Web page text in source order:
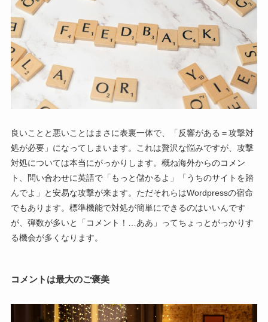
良いことと悪いことはまさに表裏一体で、「反響がある＝攻撃対
処が必要」になってしまいます。これは贅沢な悩みですが、攻撃
対処については本当にがっかりします。概ね海外からのコメン
ト、問い合わせに英語で「もっと儲かるよ」「うちのサイトを踏
んでよ」と安易な攻撃が来ます。ただそれらはWordpressの宿命
でもあります。標準機能で対処が簡単にできるのはいいんです
が、弾数が多いと「コメント！…ああ」ってちょっとがっかりす
る機会が多くなります。
コメントは最大のご褒美